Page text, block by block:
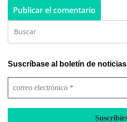
Suscríbase al boletín de noticias